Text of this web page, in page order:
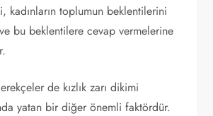
kadınların toplumun beklentilerini
ve bu beklentilere cevap vermelerine
de kızlık zarı dikimi
yatan bir diğer önemli faktördür.